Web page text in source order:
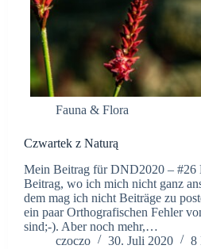
Fauna & Flora
Czwartek z Naturą
Mein Beitrag für DND2020 – #26
Beitrag, wo ich mich nicht ganz
dem mag ich nicht Beiträge zu
ein paar Orthografischen Fehler
sind;-). Aber noch mehr,…
czoczo
30. Juli 2020 8